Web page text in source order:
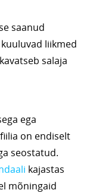
saanud
liikmed
salaja
ega
on endiselt
seostatud.
kajastas
mõningaid